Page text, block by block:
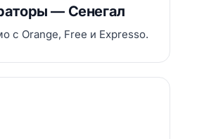
— Сенегал
с Orange, Free и Expresso.